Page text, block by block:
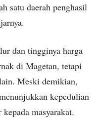
satu daerah penghasil
dan tingginya harga
di Magetan, tetapi
Meski demikian,
kepedulian
masyarakat.